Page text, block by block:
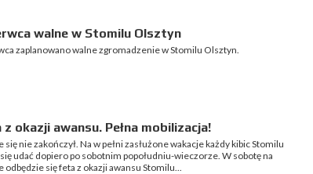
walne w Stomilu Olsztyn
zaplanowano walne zgromadzenie w Stomilu Olsztyn.
okazji awansu. Pełna mobilizacja!
się nie zakończył. Na w pełni zasłużone wakacje każdy kibic Stomilu
udać dopiero po sobotnim popołudniu-wieczorze. W sobotę na
się feta z okazji awansu Stomilu...